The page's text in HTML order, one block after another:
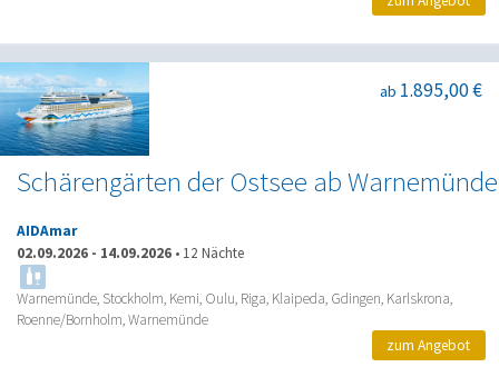
Schärengärten der Ostsee ab Warnemünde
ab 1.895,00 €
AIDAmar
02.09.2026 - 14.09.2026 • 12 Nächte
Warnemünde, Stockholm, Kemi, Oulu, Riga, Klaipeda, Gdingen, Karlskrona,
Roenne/Bornholm, Warnemünde
zum Angebot